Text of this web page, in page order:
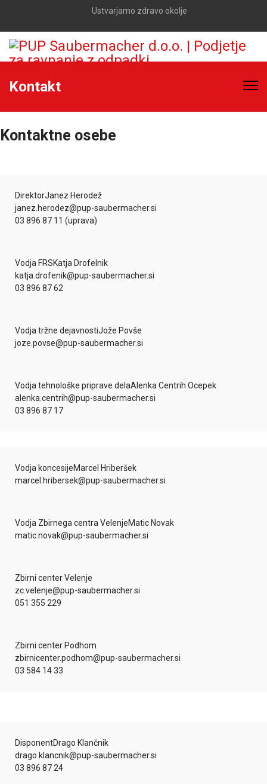
Ustvarjamo zdravo okolje
Kontakt
Kontaktne osebe
DirektorJanez Herodež
janez.herodez@pup-saubermacher.si
03 896 87 11 (uprava)
Vodja FRSKatja Drofelnik
katja.drofenik@pup-saubermacher.si
03 896 87 62
Vodja tržne dejavnostiJože Povše
joze.povse@pup-saubermacher.si
Vodja tehnološke priprave delaAlenka Centrih Ocepek
alenka.centrih@pup-saubermacher.si
03 896 87 17
Vodja koncesijeMarcel Hriberšek
marcel.hribersek@pup-saubermacher.si
Vodja Zbirnega centra VelenjeMatic Novak
matic.novak@pup-saubermacher.si
Zbirni center Velenje
zc.velenje@pup-saubermacher.si
051 355 229
Zbirni center Podhom
zbirnicenter.podhom@pup-saubermacher.si
03 584 14 33
DisponentDrago Klančnik
drago.klancnik@pup-saubermacher.si
03 896 87 24